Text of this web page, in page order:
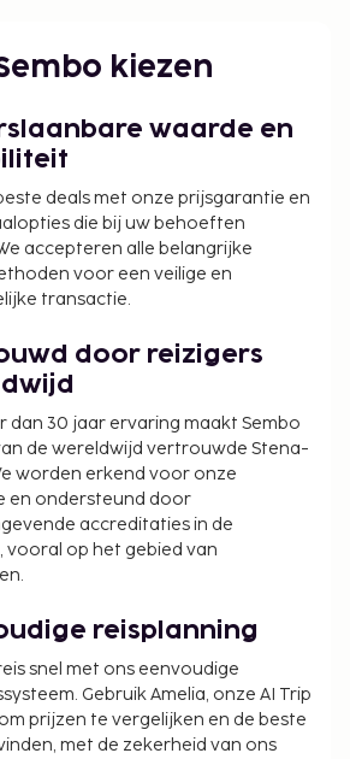
van recreatieve
gratis wanneer zij in
als hun ouders of voogd slapen
bedden gebruiken.
overal contactloos betalen.
kiezen
waarde en
deals met onze prijsgarantie en
die bij uw behoeften
accepteren alle belangrijke
voor een veilige en
transactie.
door reizigers
dan 30 jaar ervaring maakt Sembo
de wereldwijd vertrouwde Stena-
worden erkend voor onze
en ondersteund door
accreditaties in de
vooral op het gebied van
reisplanning
snel met ons eenvoudige
Gebruik Amelia, onze AI Trip
prijzen te vergelijken en de beste
met de zekerheid van ons